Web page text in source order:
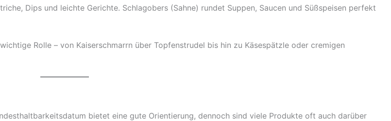
Dips und leichte Gerichte. Schlagobers (Sahne) rundet Suppen, Saucen und Süßspeisen perfekt
Rolle – von Kaiserschmarrn über Topfenstrudel bis hin zu Käsespätzle oder cremigen
bietet eine gute Orientierung, dennoch sind viele Produkte oft auch darüber